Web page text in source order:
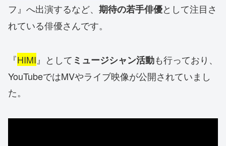
フ』へ出演するなど、 期待の若手俳優として注目さ
れている俳優さんです。
『HIMI 』として ミュージシャン活動も行っており、
YouTubeではMVやライブ映像が公開されていまし
た。